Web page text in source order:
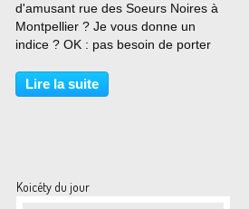
d'amusant rue des Soeurs Noires à
Montpellier ? Je vous donne un
indice ? OK : pas besoin de porter
Esprit ne vous aidera pas forcément.
Restez-donc au ras du sol. La
Lire la suite
Koicéty du jour